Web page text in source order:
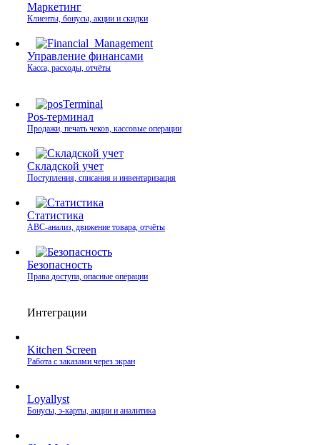
Маркетинг
Клиенты, бонусы, акции и скидки
Управление финансами
Касса, расходы, отчёты
Pos-терминал
Продажи, печать чеков, кассовые операции
Складской учет
Поступления, списания и инвентаризация
Статистика
ABC-анализ, движение товара, отчёты
Безопасность
Права доступа, опасные операции
Интеграции
Kitchen Screen
Работа с заказами через экран
Loyallyst
Бонусы, э‑карты, акции и аналитика